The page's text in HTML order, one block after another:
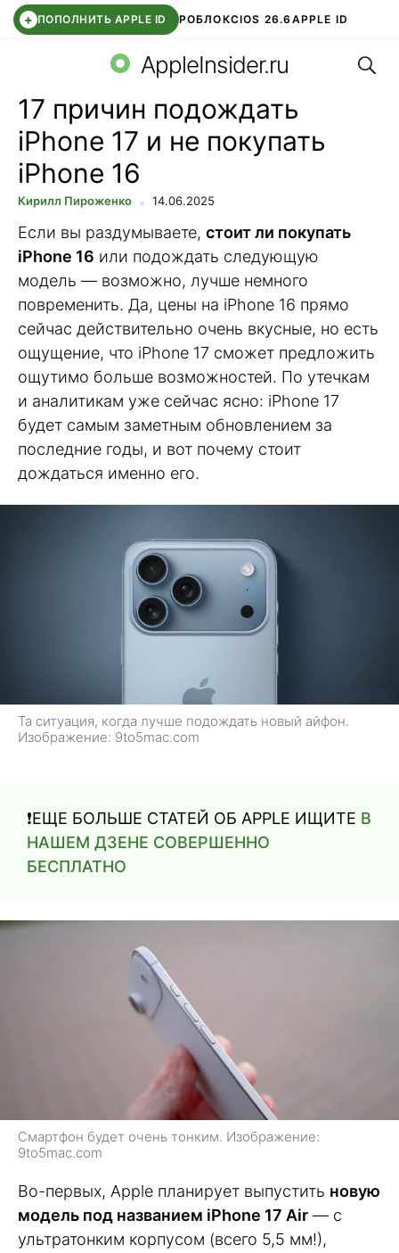
+ ПОПОЛНИТЬ APPLE ID РОБЛОКСIOS 26.6 APPLE ID
WHATSAPP DDE STOREAPP STOREOZON БАНК
AppleInsider.ru
17 причин подождать
iPhone 17 и не покупать
iPhone 16
Кирилл Пироженко 14.06.2025
Если вы раздумываете, стоит ли покупать
iPhone 16 или подождать следующую
модель — возможно, лучше немного
повременить. Да, цены на iPhone 16 прямо
сейчас действительно очень вкусные, но есть
ощущение, что iPhone 17 сможет предложить
ощутимо больше возможностей. По утечкам
и аналитикам уже сейчас ясно: iPhone 17
будет самым заметным обновлением за
последние годы, и вот почему стоит
дождаться именно его.
Та ситуация, когда лучше подождать новый айфон.
Изображение: 9to5mac.com
❗️ЕЩЕ БОЛЬШЕ СТАТЕЙ ОБ APPLE ИЩИТЕ В
НАШЕМ ДЗЕНЕ СОВЕРШЕННО
БЕСПЛАТНО
Смартфон будет очень тонким. Изображение:
9to5mac.com
Во-первых, Apple планирует выпустить новую
модель под названием iPhone 17 Air — с
ультратонким корпусом (всего 5,5 мм!),